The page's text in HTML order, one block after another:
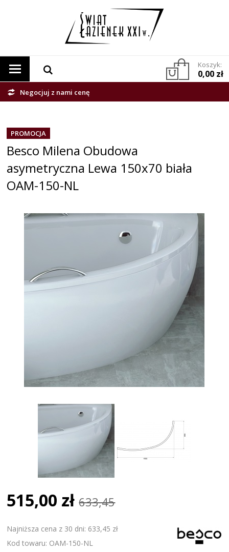
Koszyk:
0,00 zł
Negocjuj z nami cenę
PROMOCJA
Besco Milena Obudowa
asymetryczna Lewa 150x70 biała
OAM-150-NL
515,00 zł 633,45
Najniższa cena z 30 dni: 633,45 zł
Kod towaru: OAM-150-NL